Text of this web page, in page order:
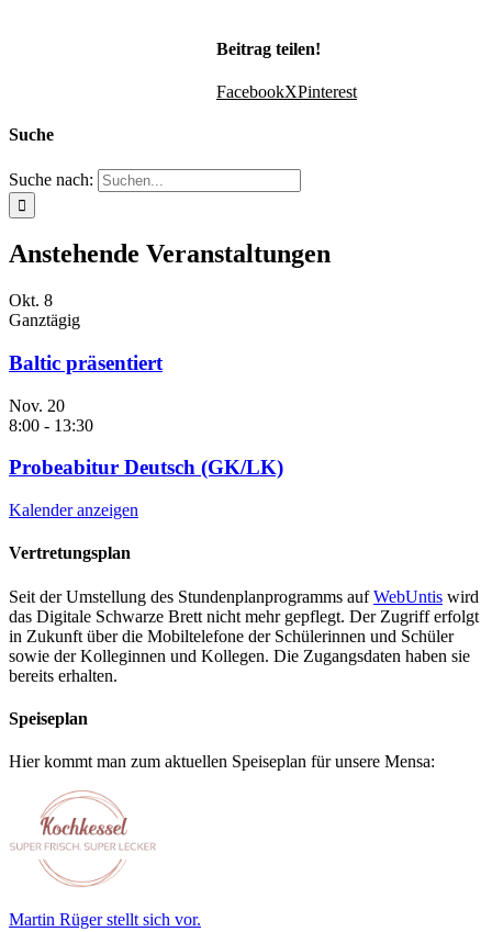
Beitrag teilen!
FacebookXPinterest
Suche
Suche nach:
Anstehende Veranstaltungen
Okt. 8
Ganztägig
Baltic präsentiert
Nov. 20
8:00 - 13:30
Probeabitur Deutsch (GK/LK)
Kalender anzeigen
Vertretungsplan
Seit der Umstellung des Stundenplanprogramms aufWebUntis wird
das Digitale Schwarze Brett nicht mehr gepflegt. Der Zugriff erfolgt
in Zukunft über die Mobiltelefone der Schülerinnen und Schüler
sowie der Kolleginnen und Kollegen. Die Zugangsdaten haben sie
bereits erhalten.
Speiseplan
Hier kommt man zum aktuellen Speiseplan für unsere Mensa:
Martin Rüger stellt sich vor.